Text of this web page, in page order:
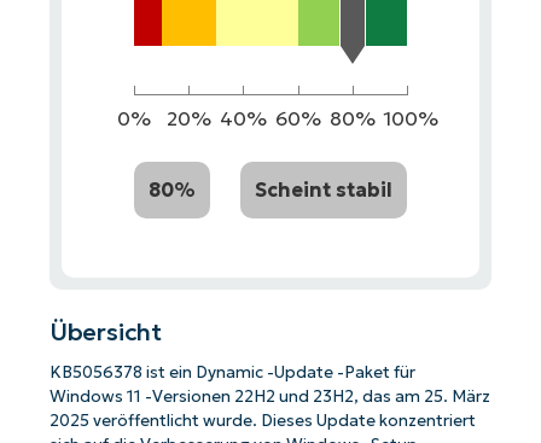
0% 20% 40% 60% 80% 100%
80% Scheint stabil
Übersicht
KB5056378 ist ein Dynamic -Update -Paket für
Windows 11 -Versionen 22H2 und 23H2, das am 25. März
2025 veröffentlicht wurde. Dieses Update konzentriert